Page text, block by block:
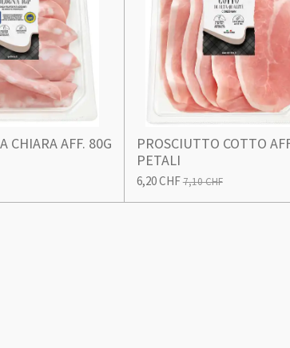
CHIARA AFF. 80G
PROSCIUTTO COTTO
PETALI
6,20 CHF7,10 CHF